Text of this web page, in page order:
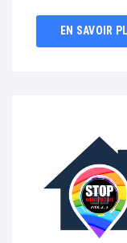
EN SAVOIR